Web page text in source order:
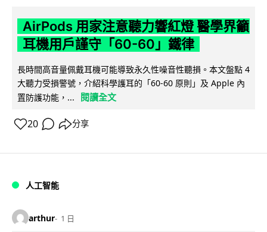
AirPods 用家注意聽力響紅燈 醫學界籲
耳機用戶謹守「60-60」鐵律
長時間高音量佩戴耳機可能導致永久性噪音性聽損。本文盤點 4
大聽力受損警號，介紹科學護耳的「60-60 原則」及 Apple 內
置防護功能，...
閱讀全文
20 分享
人工智能
arthur 1 日